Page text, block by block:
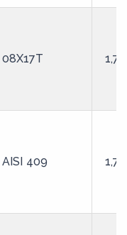
08Х17Т 1,7
AISI 409 1,7